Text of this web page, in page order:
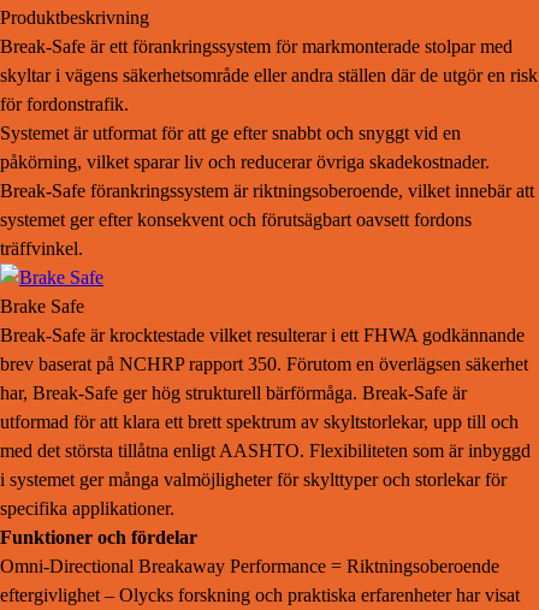
Produktbeskrivning
Break-Safe är ett förankringssystem för markmonterade stolpar med
skyltar i vägens säkerhetsområde eller andra ställen där de utgör en risk
för fordonstrafik.
Systemet är utformat för att ge efter snabbt och snyggt vid en
påkörning, vilket sparar liv och reducerar övriga skadekostnader.
Break-Safe förankringssystem är riktningsoberoende, vilket innebär att
systemet ger efter konsekvent och förutsägbart oavsett fordons
träffvinkel.
Brake Safe
Break-Safe är krocktestade vilket resulterar i ett FHWA godkännande
brev baserat på NCHRP rapport 350. Förutom en överlägsen säkerhet
har, Break-Safe ger hög strukturell bärförmåga. Break-Safe är
utformad för att klara ett brett spektrum av skyltstorlekar, upp till och
med det största tillåtna enligt AASHTO. Flexibiliteten som är inbyggd
i systemet ger många valmöjligheter för skylttyper och storlekar för
specifika applikationer.
Funktioner och fördelar
Omni-Directional Breakaway Performance = Riktningsoberoende
eftergivlighet – Olycks forskning och praktiska erfarenheter har visat